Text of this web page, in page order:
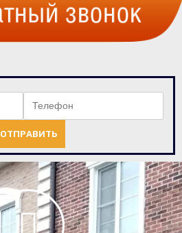
ОТПРАВИТЬ